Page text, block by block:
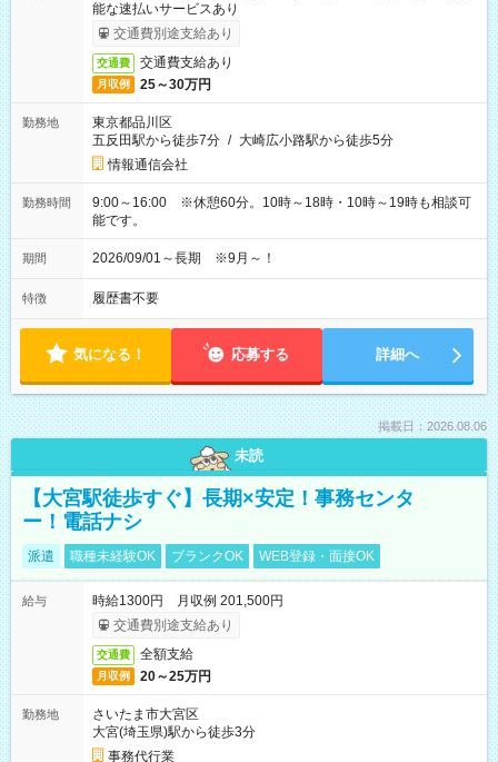
能な速払いサービスあり
交通費別途支給あり
交通費 交通費支給あり
月収例 25～30万円
勤務地
東京都品川区
五反田駅から徒歩7分 / 大崎広小路駅から徒歩5分
情報通信会社
勤務時間
9:00～16:00 ※休憩60分。10時～18時・10時～19時も相談可
能です。
期間 2026/09/01～長期 ※9月～！
特徴 履歴書不要
気になる！ 応募する 詳細へ
掲載日：2026.08.06
未読
【大宮駅徒歩すぐ】長期×安定！事務センタ
ー！電話ナシ
派遣 職種未経験OK ブランクOK WEB登録・面接OK
給与
時給1300円 月収例 201,500円
交通費別途支給あり
交通費 全額支給
月収例 20～25万円
勤務地
さいたま市大宮区
大宮(埼玉県)駅から徒歩3分
事務代行業